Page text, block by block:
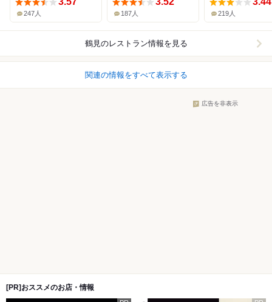
247人 187人 219人
鶴見のレストラン情報を見る
関連の情報をすべて表示する
広告を非表示
[PR]おススメのお店・情報